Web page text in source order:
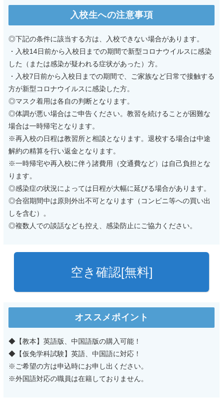
入校生への注意事項
◎下記の条件に該当する方は、入校できない場合があります。
・入校14日前から入校日までの期間で新型コロナウイルスに感染
した（または感染が疑われる症状があった）方。
・入校7日前から入校日までの期間で、ご家族など日常で接触する
方が新型コロナウイルスに感染した方。
◎マスク着用は各自の判断となります。
◎体調が悪い場合はご申告ください。教習を続けることが困難な
場合は一時帰宅となります。
※再入校の日程は教習所と相談となります。退校する場合は中途
解約の精算を行い返金となります。
※一時帰宅や再入校に伴う諸費用（交通費など）は自己負担とな
ります。
◎感染症の状況によっては日程が大幅に延びる場合があります。
◎合宿期間中は原則外出不可となります（コンビニ等への買い出
しを含む）。
◎複数人での談話なども控え、感染防止にご協力ください。
空き確認[無料]
オススメポイント
◆【教本】英語版、中国語版の購入可能！
◆【仮免学科試験】英語、中国語に対応！
※ご希望の方は申込時にお申し出ください。
※外国語対応の職員は在籍しておりません。